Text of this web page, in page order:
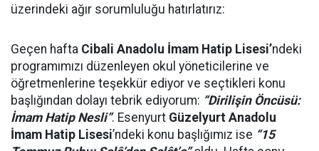
üzerindeki ağır sorumluluğu hatırlatırız:
Geçen hafta Cibali Anadolu İmam Hatip Lisesi’ndeki
programımızı düzenleyen okul yöneticilerine ve
öğretmenlerine teşekkür ediyor ve seçtikleri konu
başlığından dolayı tebrik ediyorum: “Dirilişin Öncüsü:
İmam Hatip Nesli”. Esenyurt Güzelyurt Anadolu
İmam Hatip Lisesi’ndeki konu başlığımız ise “15